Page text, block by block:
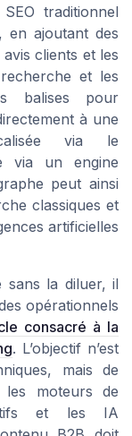
traditionnel
en ajoutant des
clients et les
et les
balises pour
à une
via le
via un engine
peut ainsi
classiques et
artificielles
sans la diluer, il
opérationnels
consacré à la
. L’objectif n’est
mais de
moteurs de
et les IA